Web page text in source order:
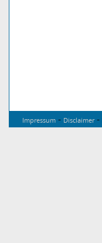
Impressum - Disclaimer-